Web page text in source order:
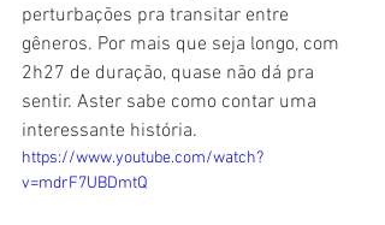
perturbações pra transitar entre
gêneros. Por mais que seja longo, com
2h27 de duração, quase não dá pra
sentir. Aster sabe como contar uma
interessante história.
https://www.youtube.com/watch?
v=mdrF7UBDmtQ